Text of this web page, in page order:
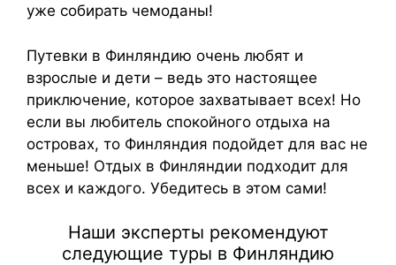
уже собирать чемоданы!
Путевки в Финляндию очень любят и
взрослые и дети – ведь это настоящее
приключение, которое захватывает всех! Но
если вы любитель спокойного отдыха на
островах, то Финляндия подойдет для вас не
меньше! Отдых в Финляндии подходит для
всех и каждого. Убедитесь в этом сами!
Наши эксперты рекомендуют
следующие туры в Финляндию